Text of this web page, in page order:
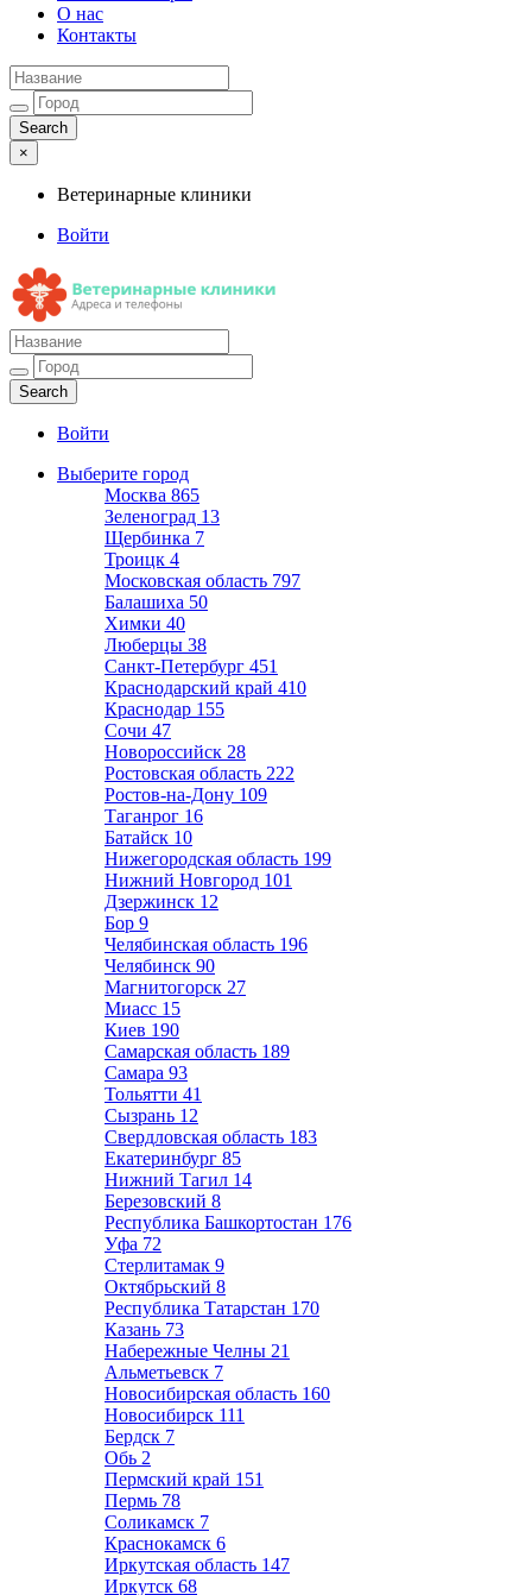
О нас
Контакты
×
Ветеринарные клиники
Войти
Ветеринарные клиники
Адреса и телефоны
Войти
Выберите город
Москва 865
Зеленоград 13
Щербинка 7
Троицк 4
Московская область 797
Балашиха 50
Химки 40
Люберцы 38
Санкт-Петербург 451
Краснодарский край 410
Краснодар 155
Сочи 47
Новороссийск 28
Ростовская область 222
Ростов-на-Дону 109
Таганрог 16
Батайск 10
Нижегородская область 199
Нижний Новгород 101
Дзержинск 12
Бор 9
Челябинская область 196
Челябинск 90
Магнитогорск 27
Миасс 15
Киев 190
Самарская область 189
Самара 93
Тольятти 41
Сызрань 12
Свердловская область 183
Екатеринбург 85
Нижний Тагил 14
Березовский 8
Республика Башкортостан 176
Уфа 72
Стерлитамак 9
Октябрьский 8
Республика Татарстан 170
Казань 73
Набережные Челны 21
Альметьевск 7
Новосибирская область 160
Новосибирск 111
Бердск 7
Обь 2
Пермский край 151
Пермь 78
Соликамск 7
Краснокамск 6
Иркутская область 147
Иркутск 68